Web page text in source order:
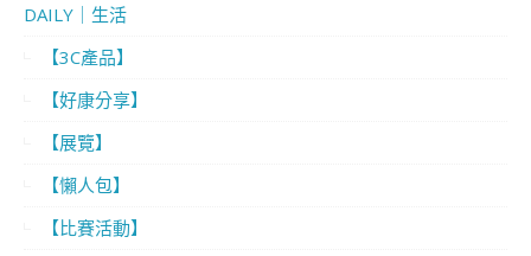
DAILY｜生活
【3C產品】
【好康分享】
【展覽】
【懶人包】
【比賽活動】